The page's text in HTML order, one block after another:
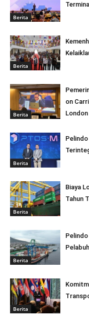
Berita
Berita
Berita
on
London
Berita
Berita
Biaya
Tahun
Berita
Berita